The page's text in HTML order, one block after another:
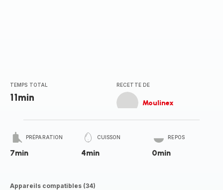
TEMPS TOTAL
11min
RECETTE DE
Moulinex
PRÉPARATION
7min
CUISSON
4min
REPOS
0min
Appareils compatibles (34)